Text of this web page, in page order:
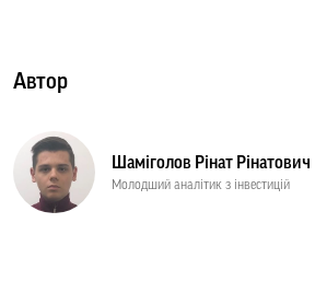
Автор
Шаміголов Рінат Рінатович
Молодший аналітик з інвестицій